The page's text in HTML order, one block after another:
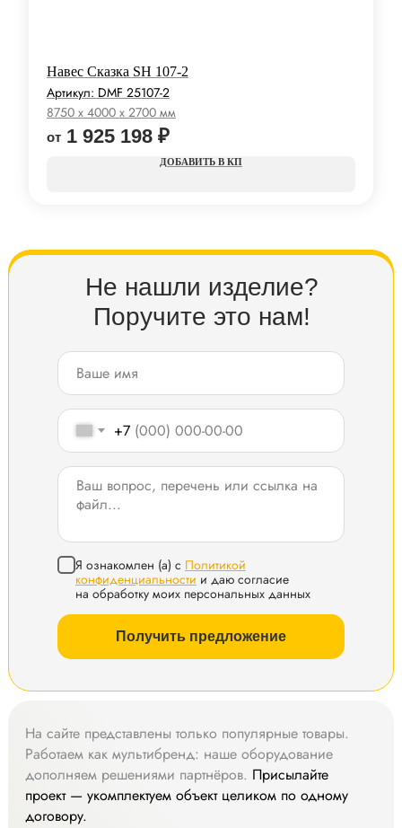
Навес Сказка SH 107-2
Артикул: DMF 25107-2
8750 x 4000 x 2700 мм
1 925 198 ₽
КП
Не нашли изделие?
Поручите это нам!
На сайте представлены только популярные товары.
Работаем как мультибренд: наше оборудование
дополняем решениями партнёров. Присылайте
проект — укомплектуем объект целиком по одному
договору.
+7
Я ознакомлен (а) с Политикой
конфиденциальности и даю согласие
на обработку моих персональных данных
Получить предложение